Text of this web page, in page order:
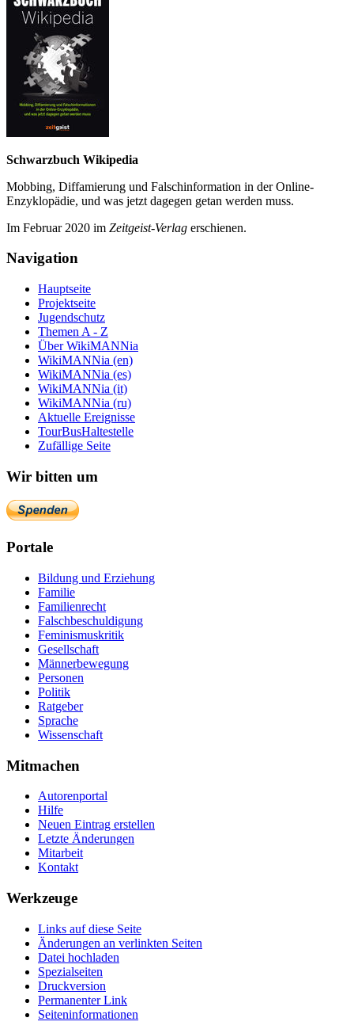
Schwarzbuch Wikipedia
Mobbing, Diffamierung und Falsch­information in der Online-
Enzyklo­pädie, und was jetzt da­gegen getan werden muss.
Im Februar 2020 im Zeit­geist-Verlag erschienen.
Navigation
Hauptseite
Projektseite
Jugendschutz
Themen A - Z
Über WikiMANNia
WikiMANNia (en)
WikiMANNia (es)
WikiMANNia (it)
WikiMANNia (ru)
Aktuelle Ereignisse
TourBusHaltestelle
Zufällige Seite
Wir bitten um
Portale
Bildung und Erziehung
Familie
Familienrecht
Falschbeschuldigung
Feminismuskritik
Gesellschaft
Männerbewegung
Personen
Politik
Ratgeber
Sprache
Wissenschaft
Mitmachen
Autorenportal
Hilfe
Neuen Eintrag erstellen
Letzte Änderungen
Mitarbeit
Kontakt
Werkzeuge
Links auf diese Seite
Änderungen an verlinkten Seiten
Datei hochladen
Spezialseiten
Druckversion
Permanenter Link
Seiten­­informationen